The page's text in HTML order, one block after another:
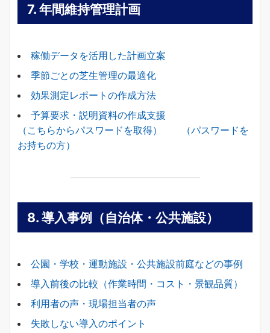
7.年間維持管理計画
稼働データを活用した計画立案
季節ごとの芝生管理の最適化
効果測定レポートの作成方法
予算要求・説明資料の作成支援
（こちらからパスワードを取得）
（パスワードを
お持ちの方）
8.導入事例（自治体・公共施設）
公園・学校・運動施設・公共施設前庭などの事例
導入前後の比較（作業時間・コスト・景観品質）
利用者の声・現場担当者の声
失敗しない導入のポイント